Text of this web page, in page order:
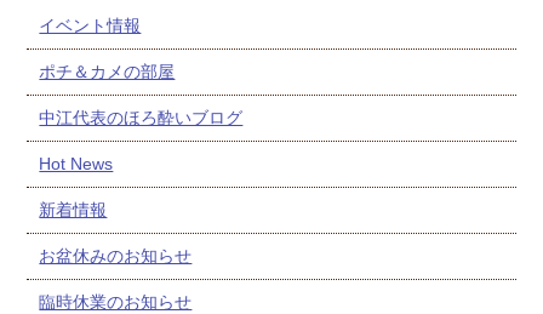
イベント情報
ポチ＆カメの部屋
中江代表のほろ酔いブログ
Hot News
新着情報
お盆休みのお知らせ
臨時休業のお知らせ